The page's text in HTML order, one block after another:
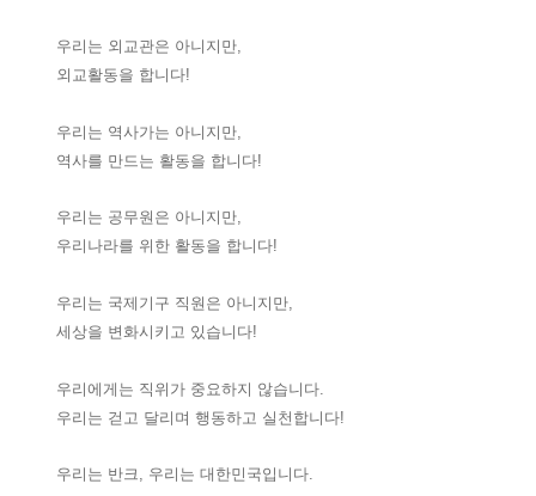
우리는 외교관은 아니지만,
외교활동을 합니다!
우리는 역사가는 아니지만,
역사를 만드는 활동을 합니다!
우리는 공무원은 아니지만,
우리나라를 위한 활동을 합니다!
우리는 국제기구 직원은 아니지만,
세상을 변화시키고 있습니다!
우리에게는 직위가 중요하지 않습니다.
우리는 걷고 달리며 행동하고 실천합니다!
우리는 반크, 우리는 대한민국입니다.